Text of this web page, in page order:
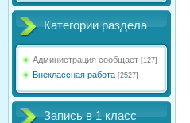
Категории раздела
Администрация сообщает [127]
Внеклассная работа [2527]
Запись в 1 класс